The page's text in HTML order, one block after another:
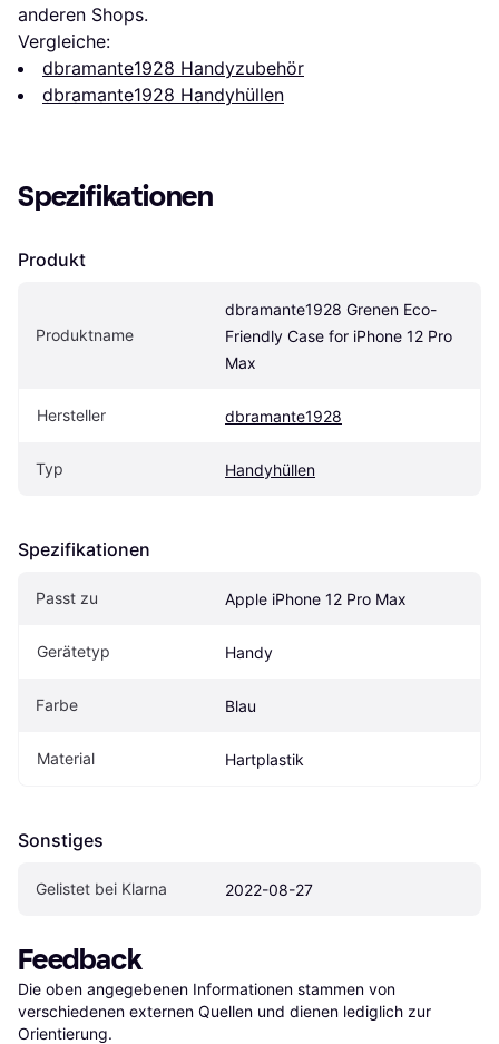
anderen Shops.
Vergleiche:
dbramante1928 Handyzubehör
dbramante1928 Handyhüllen
Spezifikationen
Produkt
Produktname
dbramante1928 Grenen Eco-
Friendly Case for iPhone 12 Pro
Max
Hersteller dbramante1928
Typ Handyhüllen
Spezifikationen
Passt zu Apple iPhone 12 Pro Max
Gerätetyp Handy
Farbe Blau
Material Hartplastik
Sonstiges
Gelistet bei Klarna 2022-08-27
Feedback
Die oben angegebenen Informationen stammen von
verschiedenen externen Quellen und dienen lediglich zur
Orientierung.